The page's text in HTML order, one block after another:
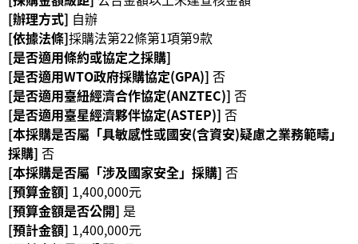
等
專
區
友
善
措
施
服
務
服
務
[辦理方式] 自辦
[依據法條]採購法第22條第1項第9款
[是否適用條約或協定之採購]
[是否適用WTO政府採購協定(GPA)] 否
[是否適用臺紐經濟合作協定(ANZTEC)] 否
[是否適用臺星經濟夥伴協定(ASTEP)] 否
[本採購是否屬「具敏感性或國安(含資安)疑慮之業務範疇」
採購] 否
[本採購是否屬「涉及國家安全」採購] 否
[預算金額] 1,400,000元
[預算金額是否公開] 是
[預計金額] 1,400,000元